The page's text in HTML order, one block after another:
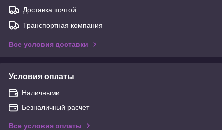
Доставка почтой
Транспортная компания
Все условия доставки
Условия оплаты
Наличными
Безналичный расчет
Все условия оплаты